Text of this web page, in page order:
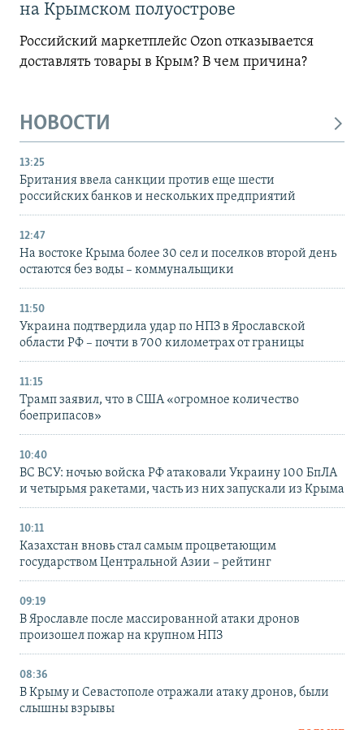
на Крымском полуострове
Российский маркетплейс Ozon отказывается
доставлять товары в Крым? В чем причина?
НОВОСТИ
13:25
Британия ввела санкции против еще шести
российских банков и нескольких предприятий
12:47
На востоке Крыма более 30 сел и поселков второй день
остаются без воды – коммунальщики
11:50
Украина подтвердила удар по НПЗ в Ярославской
области РФ – почти в 700 километрах от границы
11:15
Трамп заявил, что в США «огромное количество
боеприпасов»
10:40
ВС ВСУ: ночью войска РФ атаковали Украину 100 БпЛА
и четырьмя ракетами, часть из них запускали из Крыма
10:11
Казахстан вновь стал самым процветающим
государством Центральной Азии – рейтинг
09:19
В Ярославле после массированной атаки дронов
произошел пожар на крупном НПЗ
08:36
В Крыму и Севастополе отражали атаку дронов, были
слышны взрывы